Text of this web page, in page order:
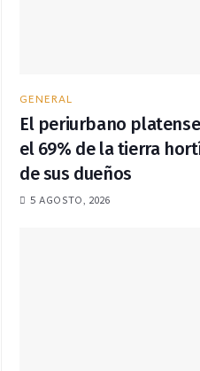
GENERAL
El periurbano
el 69% de la tierra
de sus dueños
5 AGOSTO, 2026